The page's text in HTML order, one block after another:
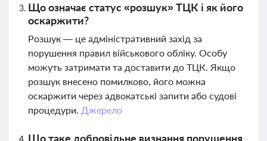
Що означає статус «розшук» ТЦК і як його
оскаржити?
Розшук — це адміністративний захід за
порушення правил військового обліку. Особу
можуть затримати та доставити до ТЦК. Якщо
розшук внесено помилково, його можна
оскаржити через адвокатські запити або судові
процедури. Джерело
Що таке добровільне визнання порушення